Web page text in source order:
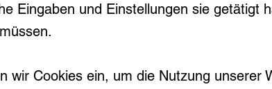
Eingaben und Einstellungen sie getätigt
wir Cookies ein, um die Nutzung unserer